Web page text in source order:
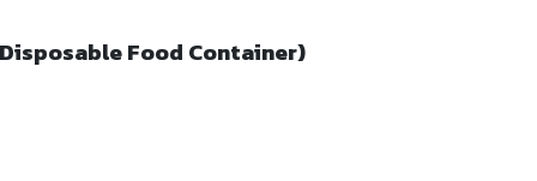
Food Container)